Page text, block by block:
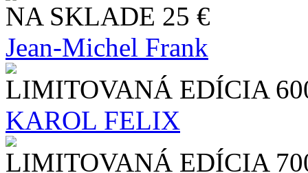
NA SKLADE 25 €
Jean-Michel Frank
LIMITOVANÁ EDÍCIA
KAROL FELIX
LIMITOVANÁ EDÍCIA